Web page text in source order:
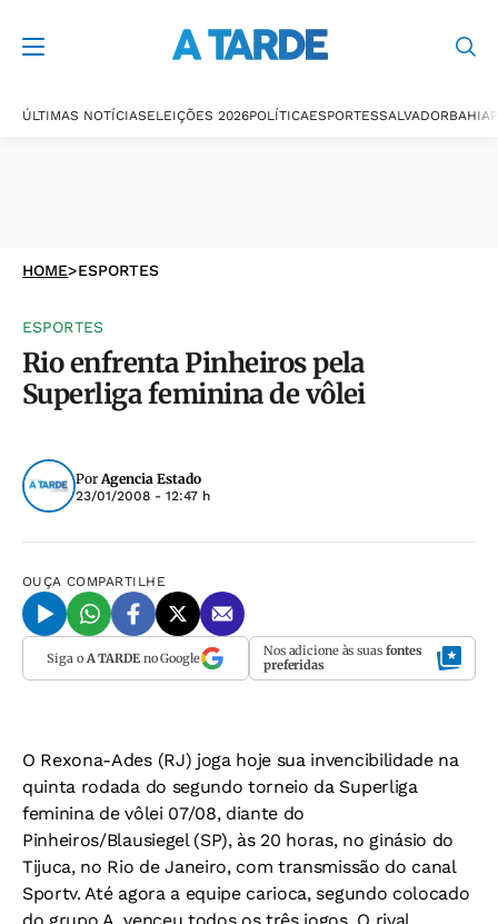
ÚLTIMAS NOTÍCIASELEIÇÕES 2026POLÍTICAESPORTESSALVADORBAHIA
HOME>ESPORTES
ESPORTES
Rio enfrenta Pinheiros pela
Superliga feminina de vôlei
PorAgencia Estado
23/01/2008 - 12:47 h
OUÇA COMPARTILHE
Siga o A TARDEno Google Nos adicione às suas fontes
preferidas
O Rexona-Ades (RJ) joga hoje sua invencibilidade na
quinta rodada do segundo torneio da Superliga
feminina de vôlei 07/08, diante do
Pinheiros/Blausiegel (SP), às 20 horas, no ginásio do
Tijuca, no Rio de Janeiro, com transmissão do canal
Sportv. Até agora a equipe carioca, segundo colocado